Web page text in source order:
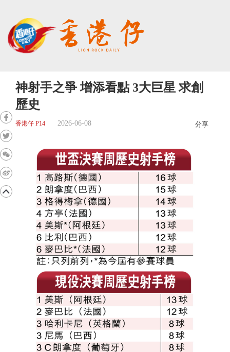
神射手之爭 增添看點 3大巨星 求創
歷史
香港仔 P14 2026-06-08 分享